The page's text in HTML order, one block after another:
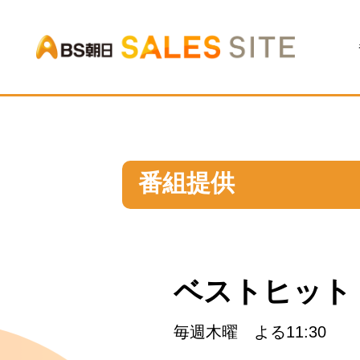
番組提供
ベストヒット
毎週木曜 よる11:30